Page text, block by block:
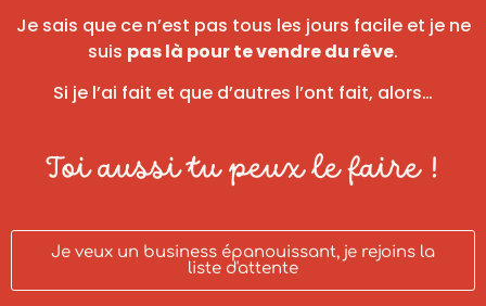
Je sais que ce n’est pas tous les jours facile et je ne
suis pas là pour te vendre du rêve.
Si je l’ai fait et que d’autres l’ont fait, alors…
Toi aussi tu peux le faire !
Je veux un business épanouissant, je rejoins la
liste d'attente